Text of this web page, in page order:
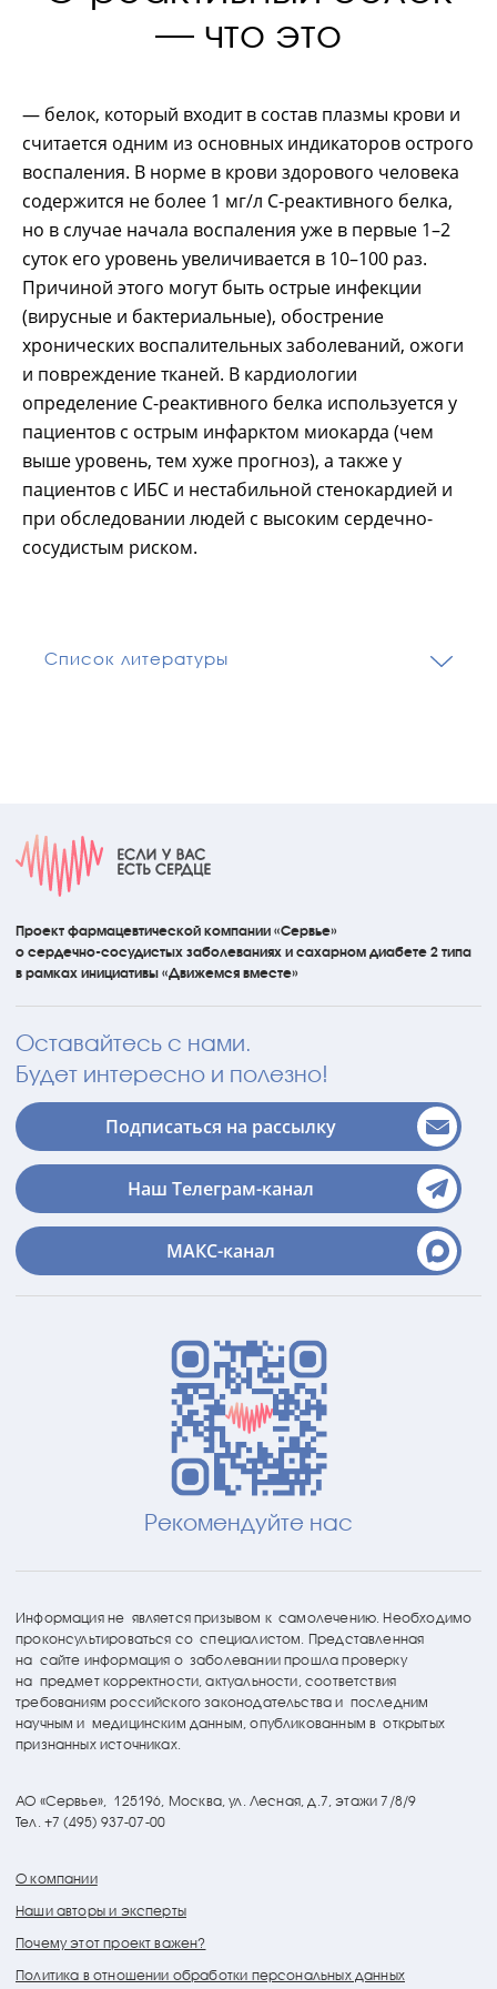
— что это
— белок, который входит в состав плазмы крови и
считается одним из основных индикаторов острого
воспаления. В норме в крови здорового человека
содержится не более 1 мг/л С-реактивного белка,
но в случае начала воспаления уже в первые 1–2
суток его уровень увеличивается в 10–100 раз.
Причиной этого могут быть острые инфекции
(вирусные и бактериальные), обострение
хронических воспалительных заболеваний, ожоги
и повреждение тканей. В кардиологии
определение С-реактивного белка используется у
пациентов с острым инфарктом миокарда (чем
выше уровень, тем хуже прогноз), а также у
пациентов с ИБС и нестабильной стенокардией и
при обследовании людей с высоким сердечно-
сосудистым риском.
Список литературы
Проект фармацевтической компании «Сервье»
о сердечно-сосудистых заболеваниях и сахарном диабете 2 типа
в рамках инициативы «Движемся вместе»
Оставайтесь с нами.
Будет интересно и полезно!
Подписаться на рассылку
Наш Телеграм-канал
МАКС-канал
О компании
Наши авторы и эксперты
Почему этот проект важен?
Политика в отношении обработки персональных данных
АО «Сервье», 125196, Москва, ул. Лесная, д.7, этажи 7/8/9
Тел. +7 (495) 937-07-00
Информация не является призывом к самолечению. Необходимо
проконсультироваться со специалистом. Представленная
на сайте информация о заболевании прошла проверку
на предмет корректности, актуальности, соответствия
требованиям российского законодательства и последним
научным и медицинским данным, опубликованным в открытых
признанных источниках.
Рекомендуйте нас